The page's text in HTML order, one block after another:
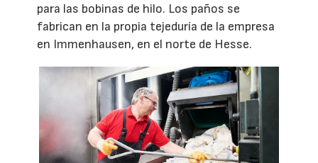
para las bobinas de hilo. Los paños se
fabrican en la propia tejeduría de la empresa
en Immenhausen, en el norte de Hesse.